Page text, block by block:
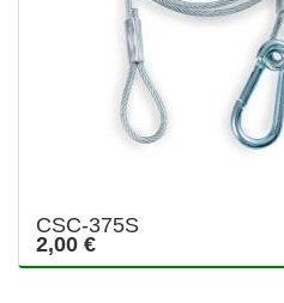
CSC-375S
2,00 €